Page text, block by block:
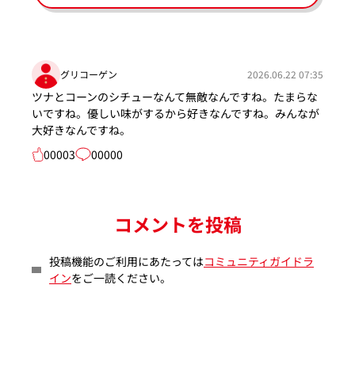
グリコーゲン 2026.06.22 07:35
ツナとコーンのシチューなんて無敵なんですね。たまらな
いですね。優しい味がするから好きなんですね。みんなが
大好きなんですね。
00003
00000
コメントを投稿
投稿機能のご利用にあたってはコミュニティガイドラ
インをご一読ください。